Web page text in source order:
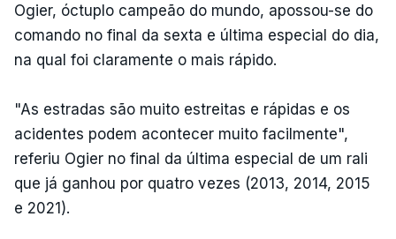
Ogier, óctuplo campeão do mundo, apossou-se do
comando no final da sexta e última especial do dia,
na qual foi claramente o mais rápido.
"As estradas são muito estreitas e rápidas e os
acidentes podem acontecer muito facilmente",
referiu Ogier no final da última especial de um rali
que já ganhou por quatro vezes (2013, 2014, 2015
e 2021).